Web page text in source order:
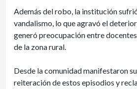
Además del robo, la institución
vandalismo, lo que agravó el
generó preocupación entre
de la zona rural.
Desde la comunidad manifestaron
reiteración de estos episodios y